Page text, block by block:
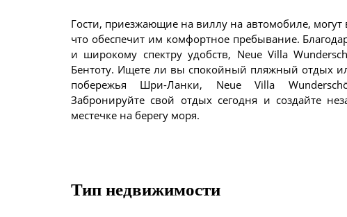
Гости, приезжающие на виллу на автомобиле, могут
что обеспечит им комфортное пребывание.
и широкому спектру удобств, Neue Villa
Бентоту. Ищете ли вы спокойный пляжный отдых
побережья Шри-Ланки, Neue Villa
Забронируйте свой отдых сегодня и создайте
местечке на берегу моря.
Тип недвижимости